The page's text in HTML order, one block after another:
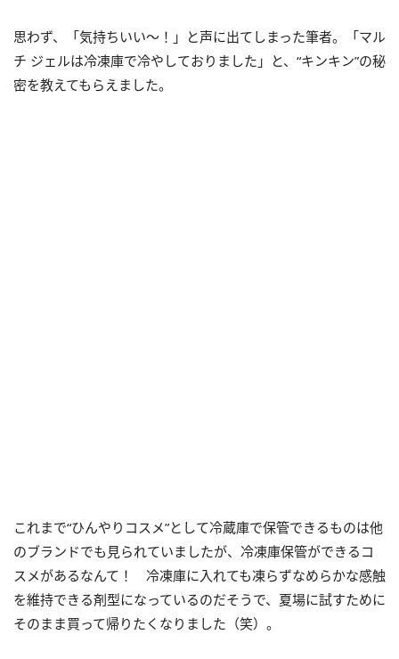
思わず、「気持ちいい～！」と声に出てしまった筆者。「マル
チ ジェルは冷凍庫で冷やしておりました」と、“キンキン”の秘
密を教えてもらえました。
これまで“ひんやりコスメ”として冷蔵庫で保管できるものは他
のブランドでも見られていましたが、冷凍庫保管ができるコ
スメがあるなんて！ 冷凍庫に入れても凍らずなめらかな感触
を維持できる剤型になっているのだそうで、夏場に試すために
そのまま買って帰りたくなりました（笑）。